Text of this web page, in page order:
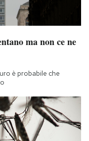
ma non ce ne
è probabile che